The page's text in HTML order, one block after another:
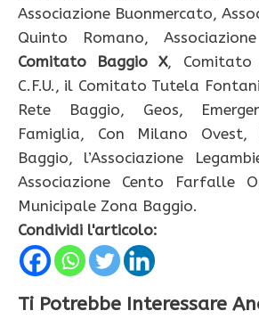
Associazione Buonmercato,
Quinto Romano,
Comitato Baggio X, Comitato
C.F.U., il Comitato Tutela
Rete Baggio, Geos,
Famiglia, Con Milano Ovest,
Baggio, l’Associazione
Associazione Cento Farfalle
Municipale Zona Baggio.
Condividi l'articolo:
Ti Potrebbe Interessare